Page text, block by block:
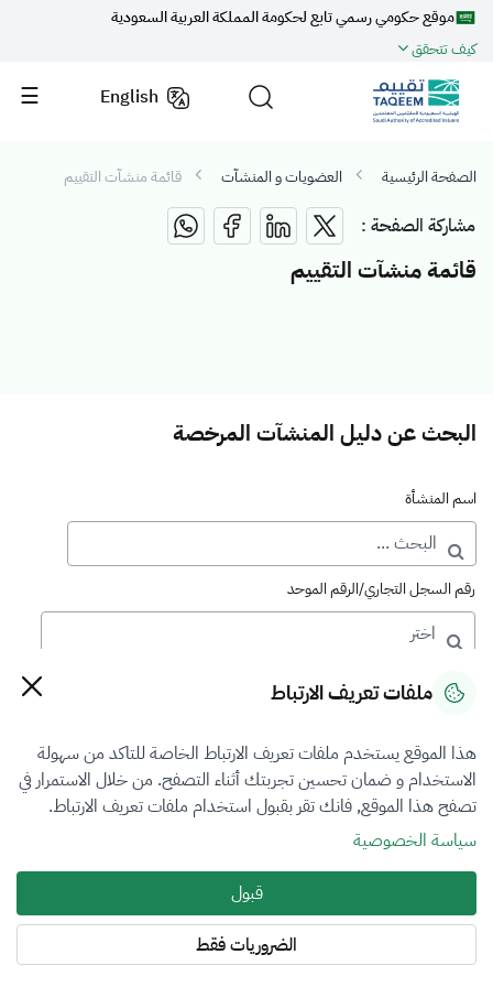
موقع حكومي رسمي تابع لحكومة المملكة العربية السعودية
كيف تتحقق
English
الصفحة الرئيسية العضويات و المنشآت قائمة منشآت التقييم
مشاركة الصفحة :
قائمة منشآت التقييم
البحث عن دليل المنشآت المرخصة
اسم المنشأة
رقم السجل التجاري/الرقم الموحد
رقم الترخيص
التصنيف
الكل
فرع التقييم
ملفات تعريف الارتباط
هذا الموقع يستخدم ملفات تعريف الارتباط الخاصة للتاكد من سهولة
الاستخدام و ضمان تحسين تجربتك أثناء التصفح. من خلال الاستمرار في
تصفح هذا الموقع, فانك تقر بقبول استخدام ملفات تعريف الارتباط.
سياسة الخصوصية
قبول
الضروريات فقط